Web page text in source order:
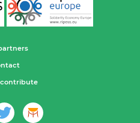
contribute